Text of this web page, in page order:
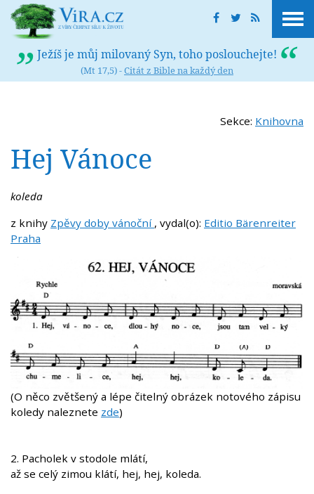
Ježíš je můj milovaný Syn, toho poslouchejte!
(Mt 17,5) -Citát z Bible na každý den
Sekce: Knihovna
Hej Vánoce
koleda
z knihy Zpěvy doby vánoční , vydal(o): Editio Bärenreiter
Praha
(O něco zvětšený a lépe čitelný obrázek notového zápisu
koledy naleznete zde)
2. Pacholek v stodole mlátí,
až se celý zimou klátí, hej, hej, koleda.